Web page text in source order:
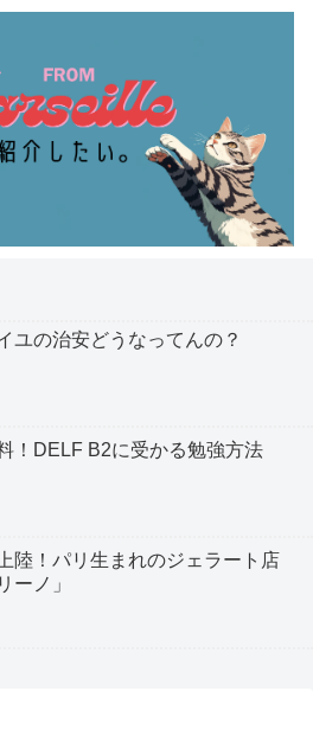
ユの治安どうなってんの？
！DELF B2に受かる勉強方法
陸！パリ生まれのジェラート店
ーノ」